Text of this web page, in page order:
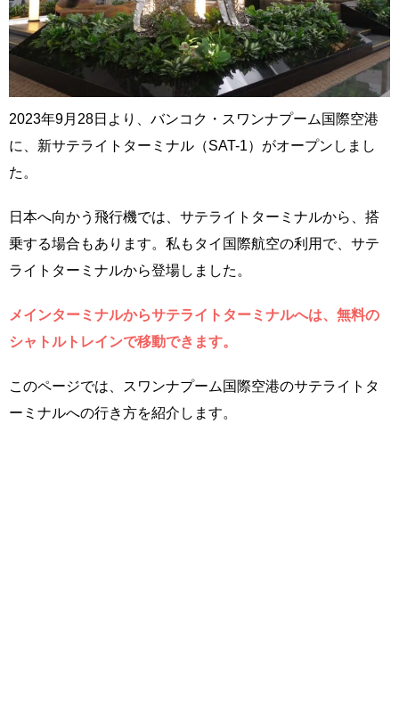
2023年9月28日より、バンコク・スワンナプーム国際空港
に、新サテライトターミナル（SAT-1）がオープンしまし
た。
日本へ向かう飛行機では、サテライトターミナルから、搭
乗する場合もあります。私もタイ国際航空の利用で、サテ
ライトターミナルから登場しました。
メインターミナルからサテライトターミナルへは、無料の
シャトルトレインで移動できます。
このページでは、スワンナプーム国際空港のサテライトタ
ーミナルへの行き方を紹介します。